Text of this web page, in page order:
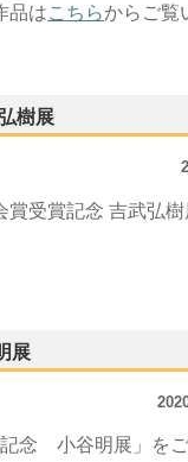
品はこちらからご覧
樹展
賞受賞記念 吉武弘
展
記念 小谷明展」を